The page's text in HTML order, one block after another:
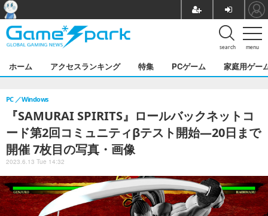
menu
search
ホーム アクセスランキング 特集 PCゲーム 家庭用ゲー
『SAMURAI SPIRITS』ロールバックネットコ
ード第2回コミュニティβテスト開始―20日まで
開催 7枚目の写真・画像
PC Windows
2023.6.13 Tue 14:32